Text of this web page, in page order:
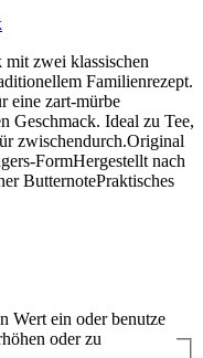
mit zwei klassischen
Familienrezept.
eine zart-mürbe
Geschmack. Ideal zu Tee,
zwischendurch.Original
FormHergestellt nach
ButternotePraktisches
Wert ein oder benutze
oder zu